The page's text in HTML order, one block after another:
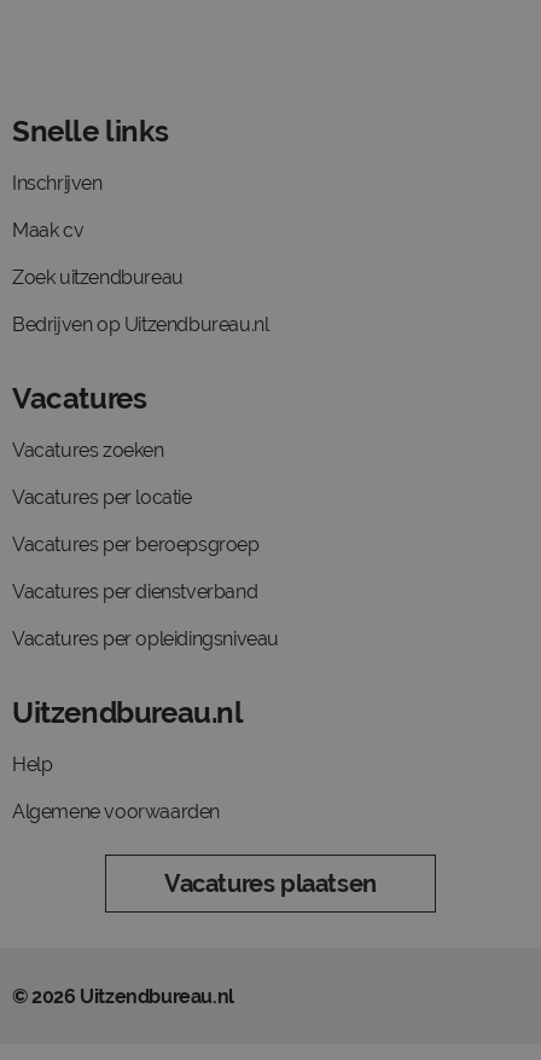
Snelle links
Inschrijven
Maak cv
Zoek uitzendbureau
Bedrijven op Uitzendbureau.nl
Vacatures
Vacatures zoeken
Vacatures per locatie
Vacatures per beroepsgroep
Vacatures per dienstverband
Vacatures per opleidingsniveau
Uitzendbureau.nl
Help
Algemene voorwaarden
Vacatures plaatsen
© 2026 Uitzendbureau.nl